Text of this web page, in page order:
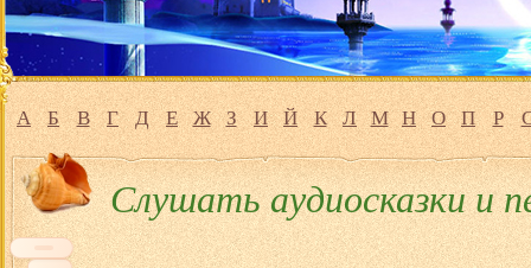
А Б В Г Д Е Ж З И Й К Л М Н О П Р
Слушать аудиосказки и